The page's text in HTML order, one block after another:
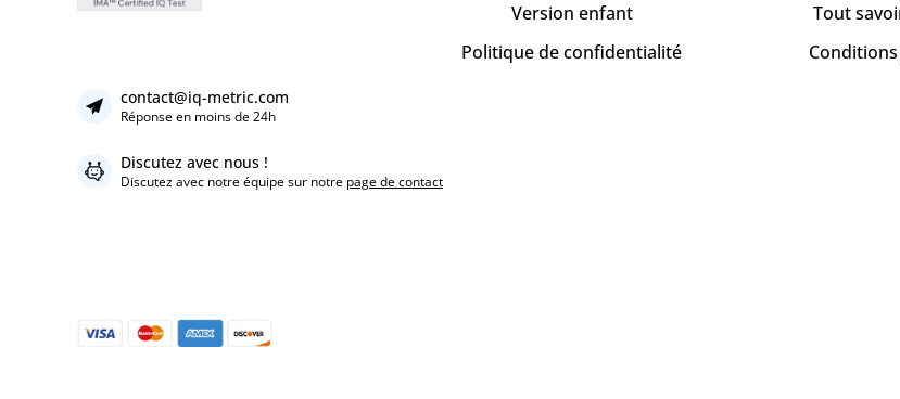
Version enfant
Politique de confidentialité
Tout
contact@iq-metric.com
Réponse en moins de 24h
Discutez avec nous !
Discutez avec notre équipe sur notre page de contact